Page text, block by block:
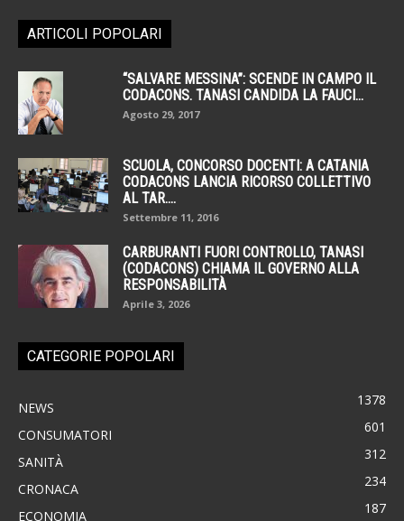
ARTICOLI POPOLARI
“SALVARE MESSINA”: SCENDE IN CAMPO IL
CODACONS. TANASI CANDIDA LA FAUCI...
Agosto 29, 2017
SCUOLA, CONCORSO DOCENTI: A CATANIA
CODACONS LANCIA RICORSO COLLETTIVO
AL TAR....
Settembre 11, 2016
CARBURANTI FUORI CONTROLLO, TANASI
(CODACONS) CHIAMA IL GOVERNO ALLA
RESPONSABILITÀ
Aprile 3, 2026
CATEGORIE POPOLARI
NEWS 1378
CONSUMATORI 601
SANITÀ 312
CRONACA 234
ECONOMIA 187